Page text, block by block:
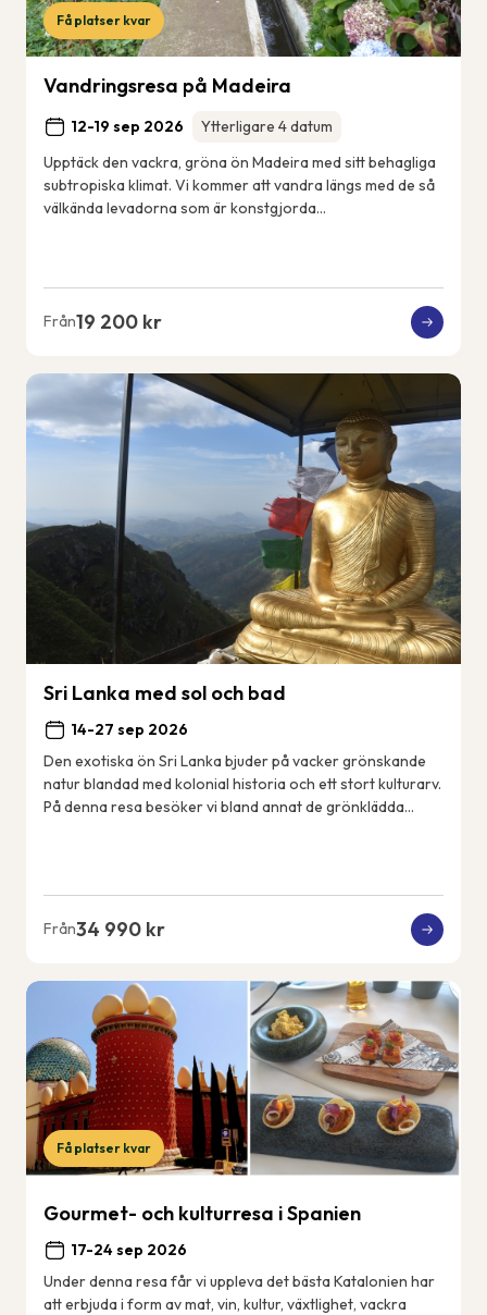
Få platser kvar
Vandringsresa på Madeira
12-19 sep 2026
Ytterligare 4 datum
Upptäck den vackra, gröna ön Madeira med sitt behagliga
subtropiska klimat. Vi kommer att vandra längs med de så
välkända levadorna som är konstgjorda
Från19 200 kr
Sri Lanka med sol och bad
14-27 sep 2026
Den exotiska ön Sri Lanka bjuder på vacker grönskande
natur blandad med kolonial historia och ett stort kulturarv.
På denna resa besöker vi bland annat de grönklädda
Från34 990 kr
Få platser kvar
Gourmet- och kulturresa i Spanien
17-24 sep 2026
Under denna resa får vi uppleva det bästa Katalonien har
att erbjuda i form av mat, vin, kultur, växtlighet, vackra